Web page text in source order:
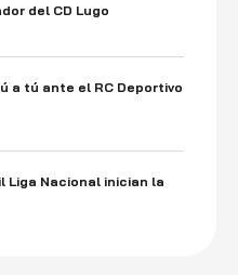
del CD Lugo
a tú ante el RC Deportivo
Liga Nacional inician la